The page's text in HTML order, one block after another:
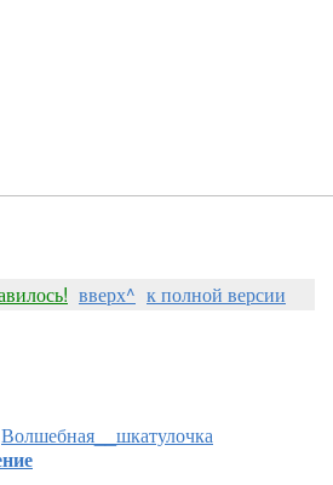
вверх^ к полной версии
Волшебная__шкатулочка